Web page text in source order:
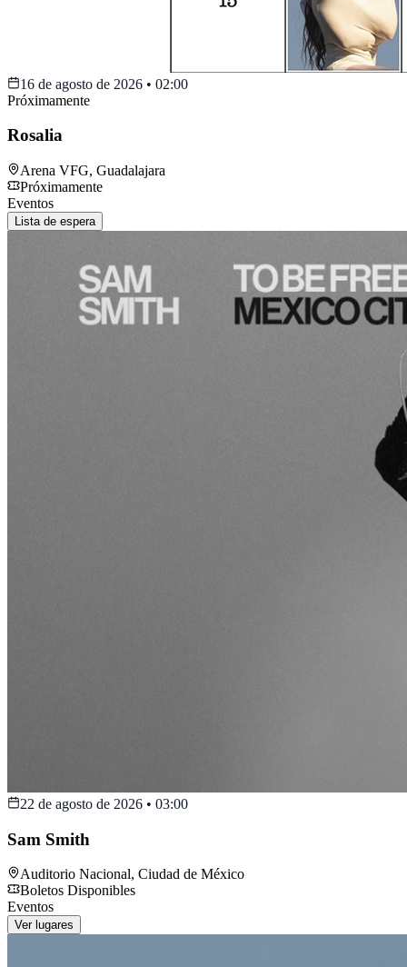
16 de agosto de 2026 • 02:00
Próximamente
Rosalia
Arena VFG, Guadalajara
Próximamente
Eventos
Lista de espera
22 de agosto de 2026 • 03:00
Sam Smith
Auditorio Nacional, Ciudad de México
Boletos Disponibles
Eventos
Ver lugares